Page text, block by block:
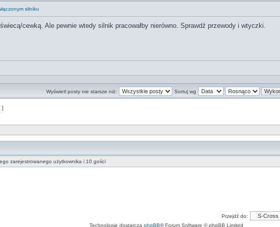
silniku
cewką. Ale pewnie wtedy silnik pracowałby nierówno. Sprawdź przewody i wtyczki.
Wyświetl posty nie starsze niż:
Sortuj wg
]
zarejestrowanego użytkownika i 10 gości
Przejdź do:
Technologię dostarcza phpBB® Forum Software © phpBB Limited